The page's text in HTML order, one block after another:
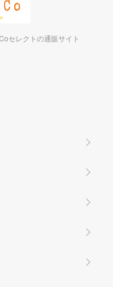
セレクトの通販サイト